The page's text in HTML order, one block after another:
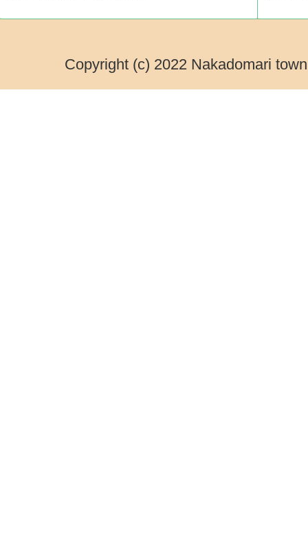
Copyright (c) 2022 Nakadomari